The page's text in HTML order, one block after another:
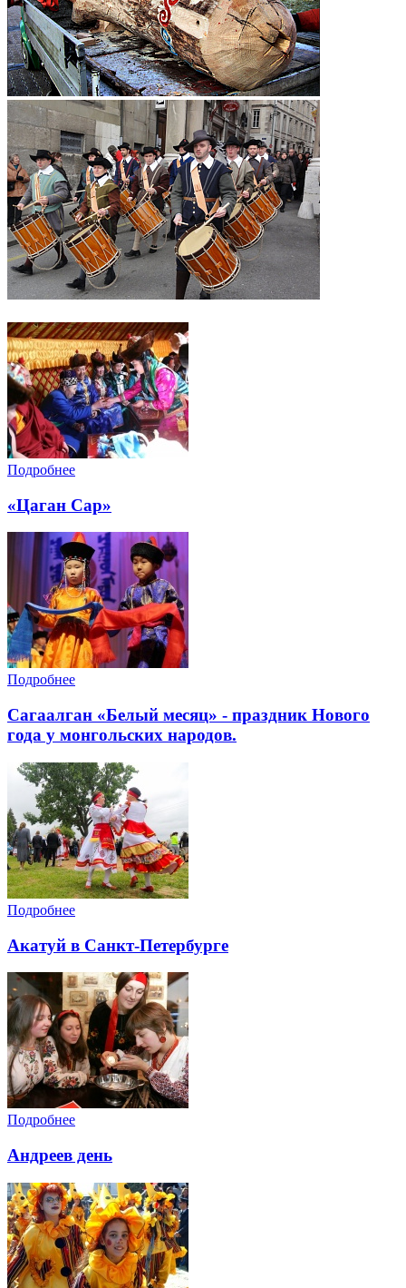
Подробнее
«Цаган Сар»
Подробнее
Cагаалган «Белый месяц» - праздник Нового
года у монгольских народов.
Подробнее
Акатуй в Санкт-Петербурге
Подробнее
Андреев день